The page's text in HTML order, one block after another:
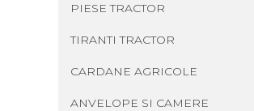
PIESE TRACTOR
TIRANTI TRACTOR
CARDANE AGRICOLE
ANVELOPE SI CAMERE